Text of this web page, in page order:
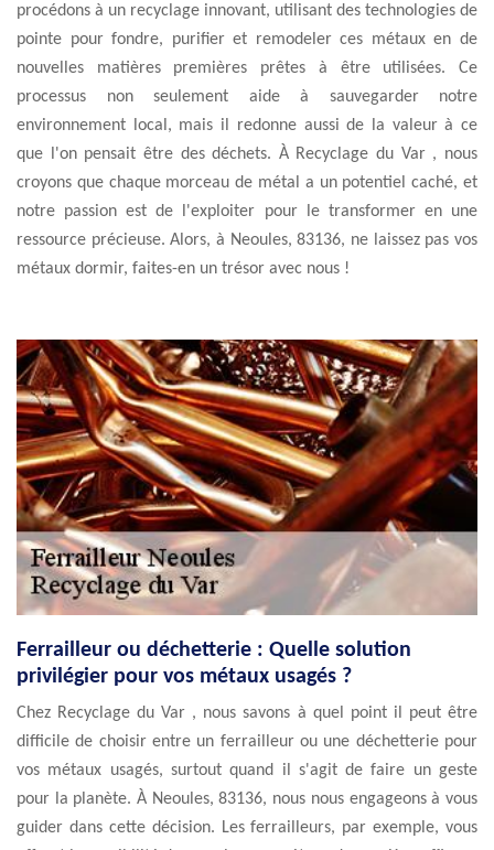
procédons à un recyclage innovant, utilisant des technologies de
pointe pour fondre, purifier et remodeler ces métaux en de
nouvelles matières premières prêtes à être utilisées. Ce
processus non seulement aide à sauvegarder notre
environnement local, mais il redonne aussi de la valeur à ce
que l'on pensait être des déchets. À Recyclage du Var , nous
croyons que chaque morceau de métal a un potentiel caché, et
notre passion est de l'exploiter pour le transformer en une
ressource précieuse. Alors, à Neoules, 83136, ne laissez pas vos
métaux dormir, faites-en un trésor avec nous !
Ferrailleur ou déchetterie : Quelle solution
privilégier pour vos métaux usagés ?
Chez Recyclage du Var , nous savons à quel point il peut être
difficile de choisir entre un ferrailleur ou une déchetterie pour
vos métaux usagés, surtout quand il s'agit de faire un geste
pour la planète. À Neoules, 83136, nous nous engageons à vous
guider dans cette décision. Les ferrailleurs, par exemple, vous